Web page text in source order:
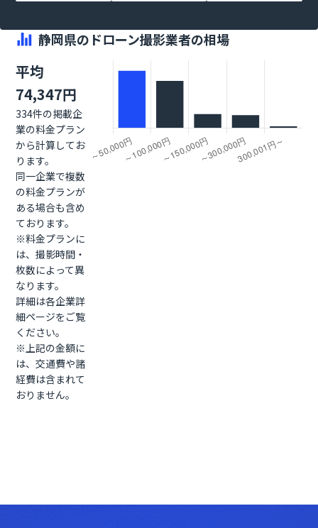
静岡県のドローン撮影業者の相場
平均
74,347円
334件の掲載企
業の料金プラン
から計算してお
ります。
同一企業で複数
の料金プランが
ある場合も含め
ております。
※料金プランに
は、撮影時間・
枚数によって異
なります。
詳細は各企業詳
細ページをご覧
ください。
※上記の金額に
は、交通費や諸
経費は含まれて
おりません。